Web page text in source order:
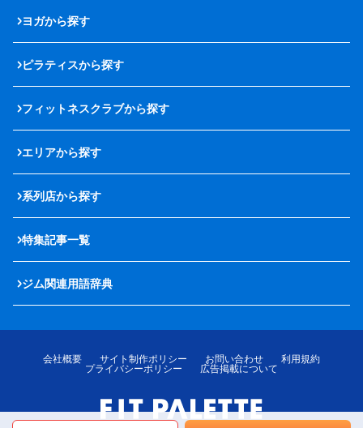
ヨガから探す
ピラティスから探す
フィットネスクラブから探す
エリアから探す
系列店から探す
特集記事一覧
ジム関連用語辞典
会社概要 サイト制作ポリシー お問い合わせ
利用規約
プライバシーポリシー
広告掲載について